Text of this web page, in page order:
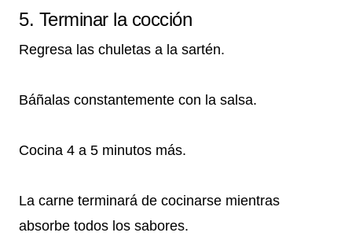
5. Terminar la cocción
Regresa las chuletas a la sartén.
Báñalas constantemente con la salsa.
Cocina 4 a 5 minutos más.
La carne terminará de cocinarse mientras
absorbe todos los sabores.